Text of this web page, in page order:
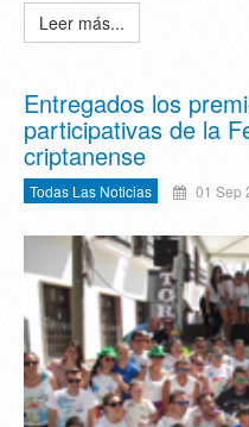
Leer más...
Entregados los
participativas de la
criptanense
Todas Las Noticias 01 Sep